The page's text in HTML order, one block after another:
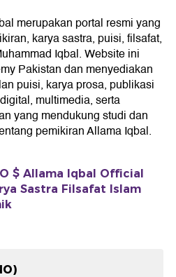
merupakan portal resmi yang
karya sastra, puisi, filsafat,
Iqbal. Website ini
Pakistan dan menyediakan
puisi, karya prosa, publikasi
multimedia, serta
yang mendukung studi dan
pemikiran Allama Iqbal.
$ Allama Iqbal Official
Sastra Filsafat Islam